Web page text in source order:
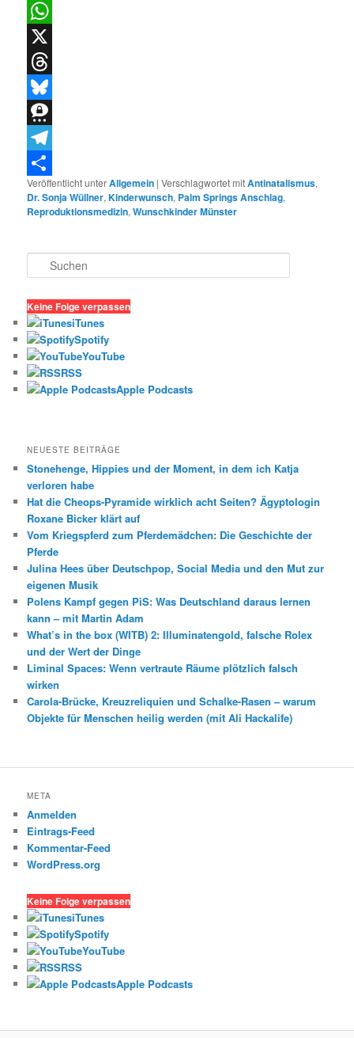
LinkedIn
WhatsApp
X
Threads
Bluesky
Threema
Telegram
Teilen
Veröffentlicht unterAllgemein |Verschlagwortet mitAntinatalismus,
Dr. Sonja Wüllner,Kinderwunsch, Palm Springs Anschlag,
Reproduktionsmedizin,Wunschkinder Münster
u
h
e
n
Keine Folge verpassen
iTunes
Spotify
YouTube
RSS
Apple Podcasts
NEUESTE BEITRÄGE
Stonehenge, Hippies und der Moment, in dem ich Katja
verloren habe
Hat die Cheops-Pyramide wirklich acht Seiten? Ägyptologin
Roxane Bicker klärt auf
Vom Kriegspferd zum Pferdemädchen: Die Geschichte der
Pferde
Julina Hees über Deutschpop, Social Media und den Mut zur
eigenen Musik
Polens Kampf gegen PiS: Was Deutschland daraus lernen
kann – mit Martin Adam
What’s in the box (WITB) 2: Illuminatengold, falsche Rolex
und der Wert der Dinge
Liminal Spaces: Wenn vertraute Räume plötzlich falsch
wirken
Carola-Brücke, Kreuzreliquien und Schalke-Rasen – warum
Objekte für Menschen heilig werden (mit Ali Hackalife)
META
Anmelden
Eintrags-Feed
Kommentar-Feed
WordPress.org
Keine Folge verpassen
iTunes
Spotify
YouTube
RSS
Apple Podcasts